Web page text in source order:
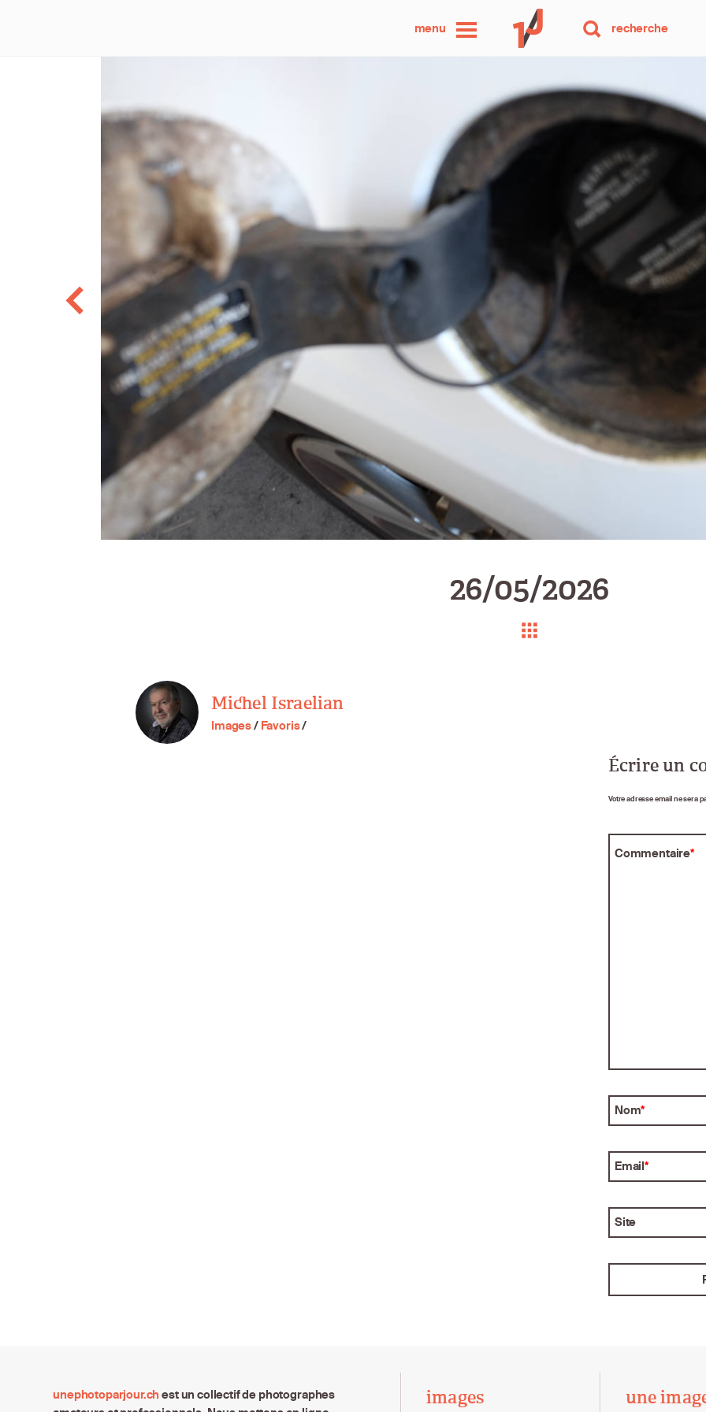
menu
une
photo
par
jour
recherche
26/05/2026
Michel Israelian
Images/ Favoris/
Écrire un
Votre adresse email ne sera
Commentaire*
Nom*
Email*
Site
unephotoparjour.ch est un collectif de photographes
images
une